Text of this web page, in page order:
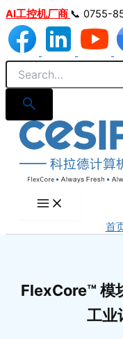
跳
至
内
容
AI工控机厂商 📞 0755-
首
FlexCore™ 模
工业